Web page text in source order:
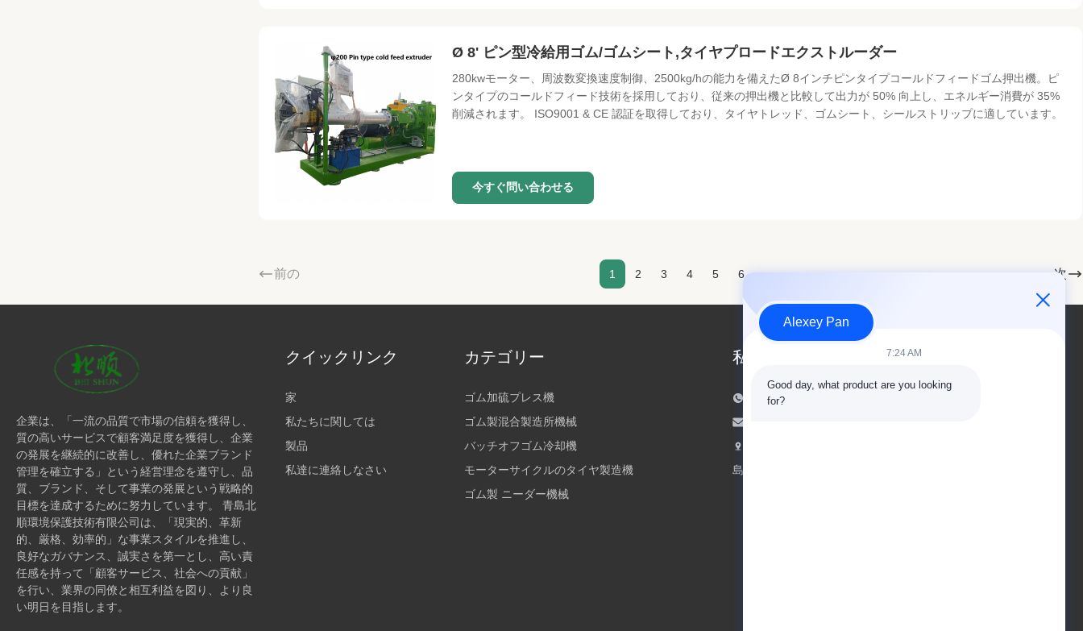
Ø 8' ピン型冷給用ゴム/ゴムシート,タイヤプロードエクストルーダー
280kwモーター、周波数変換速度制御、2500kg/hの能力を備えたØ 8インチピンタイプコールドフィードゴム押出機。ピ
ンタイプのコールドフィード技術を採用しており、従来の押出機と比較して出力が 50% 向上し、エネルギー消費が 35%
削減されます。 ISO9001 & CE 認証を取得しており、タイヤトレッド、ゴムシート、シールストリップに適しています。
今すぐ問い合わせる
前の 1 2 3 4 5 6 次
企業は、「一流の品質で市場の信頼を獲得し、
質の高いサービスで顧客満足度を獲得し、企業
の発展を継続的に改善し、優れた企業ブランド
管理を確立する」という経営理念を遵守し、品
質、ブランド、そして事業の発展という戦略的
目標を達成するために努力しています。 青島北
順環境保護技術有限公司は、「現実的、革新
的、厳格、効率的」な事業スタイルを推進し、
良好なガバナンス、誠実さを第一とし、高い責
任感を持って「顧客サービス、社会への貢献」
を行い、業界の同僚と相互利益を図り、より良
い明日を目指します。
クイックリンク
家
私たちに関しては
製品
私達に連絡しなさい
カテゴリー
ゴム加硫プレス機
ゴム製混合製造所機械
バッチオフゴム冷却機
モーターサイクルのタイヤ製造機
ゴム製 ニーダー機械
私達に連絡しなさい
電話番号: 00-86-15154222850
島 中国,郵便番号:266400
Alexey Pan
7:24 AM
Good day, what product are you looking
for?